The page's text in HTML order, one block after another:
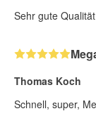
Sehr gute
Thomas Koch
Schnell, super,